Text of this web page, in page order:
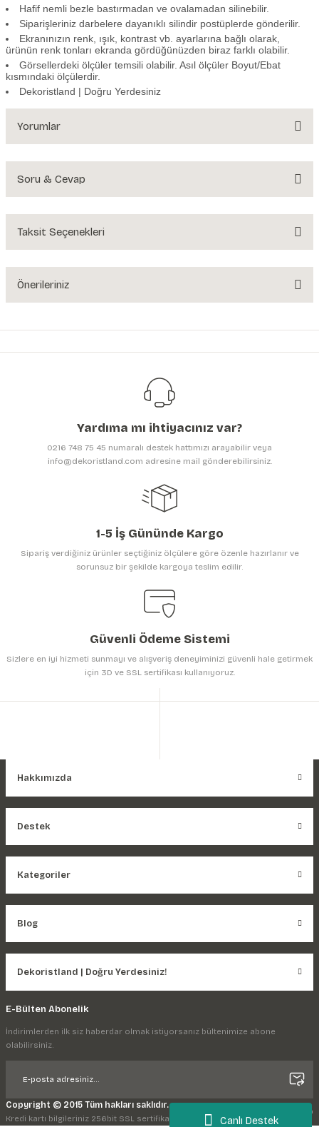
Canlı Destek
Hafif nemli bezle bastırmadan ve ovalamadan silinebilir.
Siparişleriniz darbelere dayanıklı silindir postüplerde gönderilir.
Ekranınızın renk, ışık, kontrast vb. ayarlarına bağlı olarak,
ürünün renk tonları ekranda gördüğünüzden biraz farklı olabilir.
Görsellerdeki ölçüler temsili olabilir. Asıl ölçüler Boyut/Ebat
kısmındaki ölçülerdir.
Dekoristland | Doğru Yerdesiniz
Yorumlar
Soru & Cevap
Ürün hakkında henüz soru sorulmamış.
Taksit Seçenekleri
Önerileriniz
yetersiz gördüğünüz noktaları öneri formunu kullanarak tarafımıza
Görüş ve önerileriniz için teşekkür ederiz.
Ürün resmi kalitesiz, bozuk veya görüntülenemiyor.
Ürün bilgilerinde hatalar bulunuyor.
Gönder
Yardıma mı ihtiyacınız var?
0216 748 75 45 numaralı destek hattımızı arayabilir veya
info@dekoristland.com adresine mail gönderebilirsiniz.
1-5 İş Gününde Kargo
Sipariş verdiğiniz ürünler seçtiğiniz ölçülere göre özenle hazırlanır ve
sorunsuz bir şekilde kargoya teslim edilir.
Güvenli Ödeme Sistemi
Sizlere en iyi hizmeti sunmayı ve alışveriş deneyiminizi güvenli hale getirmek
için 3D ve SSL sertifikası kullanıyoruz.
Hakkımızda
Destek
Kategoriler
Blog
Dekoristland | Doğru Yerdesiniz!
E-Bülten Abonelik
İndirimlerden ilk siz haberdar olmak istiyorsanız bültenimize abone
olabilirsiniz.
Copyright © 2015 Tüm hakları saklıdır.
Kredi kartı bilgileriniz 256bit SSL sertifikası ile korunmaktadır.